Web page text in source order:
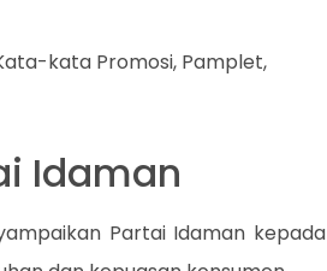
kata Promosi, Pamplet,
Idaman
Partai Idaman kepada